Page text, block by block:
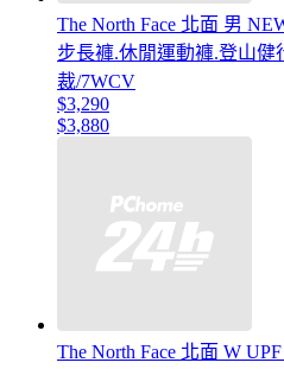
The North Face 北面 男
步長褲.休閒運動褲.登山健
裁/7WCV
$3,290
$3,880
The North Face 北面 W